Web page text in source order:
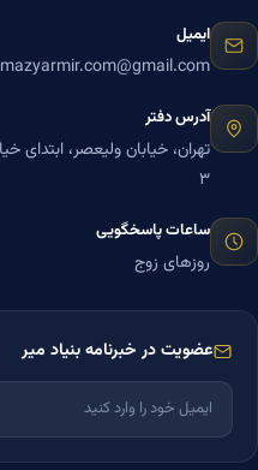
ایمیل
mazyarmir.com@gmail.com
آدرس دفتر
۳
ساعات پاسخگویی
روزهای زوج
عضویت در خبرنامه بنیاد میر